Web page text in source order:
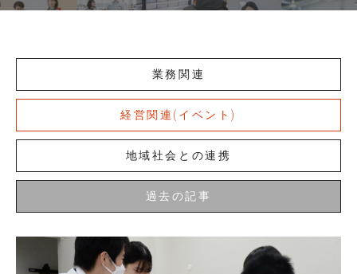
業務関連
経営関連(イベント)
地域社会との連携
過去の記事